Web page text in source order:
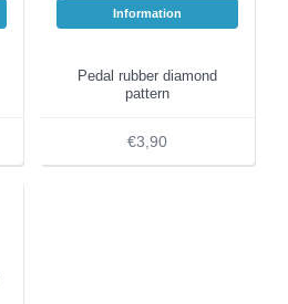
Information
Pedal rubber diamond
pattern
€3,90